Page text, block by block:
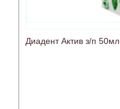
Диадент Актив з/п 50мл